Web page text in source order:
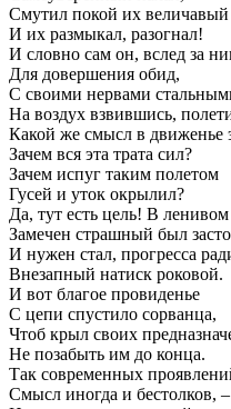
Смутил покой их величавый
И их размыкал, разогнал!
И словно сам он, вслед за
Для довершения обид,
С своими нервами
На воздух взвившись,
Какой же смысл в движенье
Зачем вся эта трата сил?
Зачем испуг таким полетом
Гусей и уток окрылил?
Да, тут есть цель! В ленивом
Замечен страшный был
И нужен стал, прогресса
Внезапный натиск роковой.
И вот благое провиденье
С цепи спустило сорванца,
Чтоб крыл своих
Не позабыть им до конца.
Так современных
Смысл иногда и бестолков, –